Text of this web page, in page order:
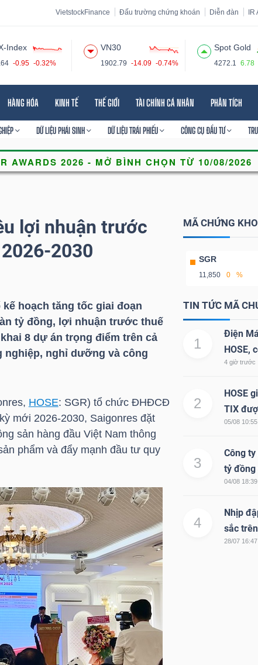
VietstockFinance Đấu trường chứng khoán Diễn đàn
Index
-0.95 -0.32%
VN30
1902.79 -14.09 -0.74%
Spot Gold
4272.1 6.78
HÀNG HÓA KINH TẾ THẾ GIỚI TÀI CHÍNH CÁ NHÂN PHÂN TÍCH
DỮ LIỆU PHÁI SINH DỮ LIỆU TRÁI PHIẾU CÔNG CỤ ĐẦU TƯ
lợi nhuận trước
2030
hoạch tăng tốc giai đoạn
tỷ đồng, lợi nhuận trước thuế
8 dự án trọng điểm trên cả
nghiệp, nghỉ dưỡng và công
HOSE: SGR) tổ chức ĐHĐCĐ
mới 2026-2030, Saigonres đặt
sản hàng đầu Việt Nam thông
phẩm và đẩy mạnh đầu tư quy
MÃ CHỨNG
SGR
11,850 0 %
TIN TỨC MÃ
1
Điện
HOSE,
4 giờ trước
2
HOSE
TIX
05/08 10:55
3
Công ty
tỷ đồng
04/08 18:39
4
Nhịp
sắc
28/07 16:47